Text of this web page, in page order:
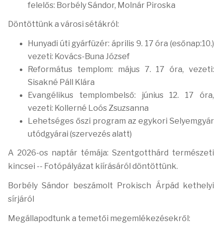
felelős: Borbély Sándor, Molnár Piroska
Döntöttünk a városi sétákról:
Hunyadi úti gyárfüzér: április 9. 17 óra (esőnap:10.)
vezeti: Kovács-Buna József
Református templom: május 7. 17 óra, vezeti:
Sisakné Páll Klára
Evangélikus templombelső: június 12. 17 óra,
vezeti: Kollerné Loós Zsuzsanna
Lehetséges őszi program az egykori Selyemgyár
utódgyárai (szervezés alatt)
A 2026-os naptár témája: Szentgotthárd természeti
kincsei -- Fotópályázat kiírásáról döntöttünk.
Borbély Sándor beszámolt Prokisch Árpád kethelyi
sírjáról
Megállapodtunk a temetői megemlékezésekről: